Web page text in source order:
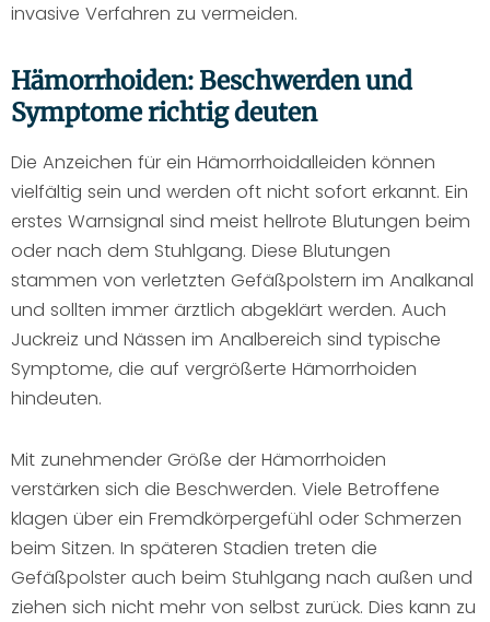
invasive Verfahren zu vermeiden.
Hämorrhoiden: Beschwerden und
Symptome richtig deuten
Die Anzeichen für ein Hämorrhoidalleiden können
vielfältig sein und werden oft nicht sofort erkannt. Ein
erstes Warnsignal sind meist hellrote Blutungen beim
oder nach dem Stuhlgang. Diese Blutungen
stammen von verletzten Gefäßpolstern im Analkanal
und sollten immer ärztlich abgeklärt werden. Auch
Juckreiz und Nässen im Analbereich sind typische
Symptome, die auf vergrößerte Hämorrhoiden
hindeuten.
Mit zunehmender Größe der Hämorrhoiden
verstärken sich die Beschwerden. Viele Betroffene
klagen über ein Fremdkörpergefühl oder Schmerzen
beim Sitzen. In späteren Stadien treten die
Gefäßpolster auch beim Stuhlgang nach außen und
ziehen sich nicht mehr von selbst zurück. Dies kann zu